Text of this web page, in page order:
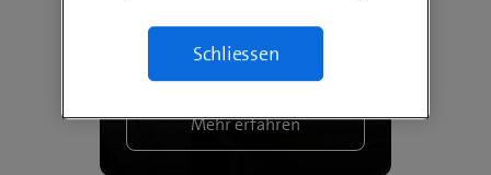
Trainee-Programm
nach Masterstudium
Mehr erfahren
Schliessen